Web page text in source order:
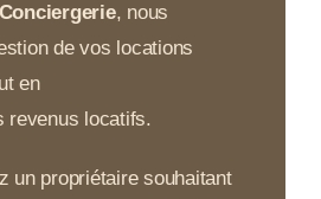
, nous
de vos locations
en
revenus locatifs.
un propriétaire souhaitant